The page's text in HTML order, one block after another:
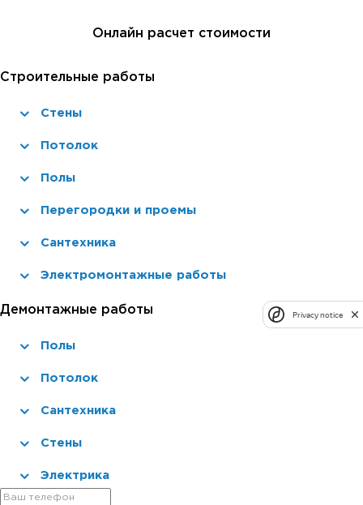
Онлайн расчет стоимости
Строительные работы
Стены
Потолок
Полы
Перегородки и проемы
Сантехника
Электромонтажные работы
Демонтажные работы
Полы
Потолок
Сантехника
Стены
Электрика
Privacy notice